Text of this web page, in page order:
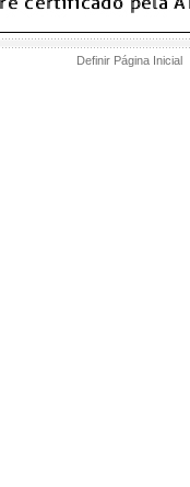
Definir Página Inicial